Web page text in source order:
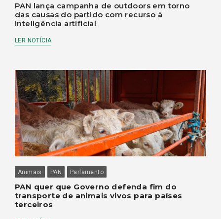
PAN lança campanha de outdoors em torno
das causas do partido com recurso à
inteligência artificial
LER NOTÍCIA
Animais PAN Parlamento
PAN quer que Governo defenda fim do
transporte de animais vivos para países
terceiros